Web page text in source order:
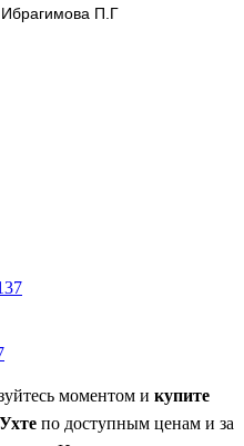
П.Г
моментом и купите
по доступным ценам и за